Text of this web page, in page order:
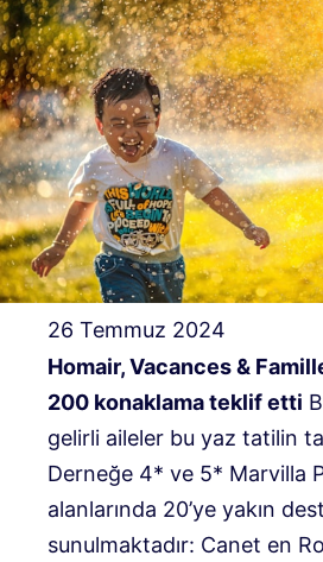
26 Temmuz 2024
Homair, Vacances &
200 konaklama teklif etti
gelirli aileler bu yaz tatilin
Derneğe 4* ve 5* Marvilla
alanlarında 20’ye yakın
sunulmaktadır: Canet en